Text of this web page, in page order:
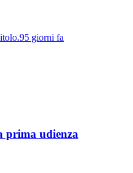
5 giorni fa
prima udienza